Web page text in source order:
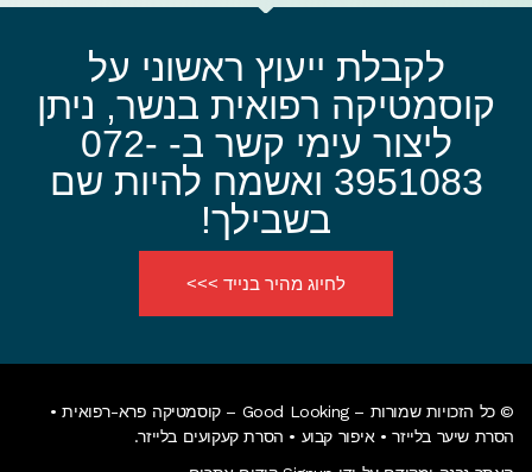
לקבלת ייעוץ ראשוני על
קוסמטיקה רפואית בנשר, ניתן
ליצור עימי קשר ב- 072-
3951083 ואשמח להיות שם
בשבילך!
לחיוג מהיר בנייד >>>
© כל הזכויות שמורות – Good Looking – קוסמטיקה פרא-רפואית •
הסרת שיער בלייזר • איפור קבוע • הסרת קעקועים בלייזר.